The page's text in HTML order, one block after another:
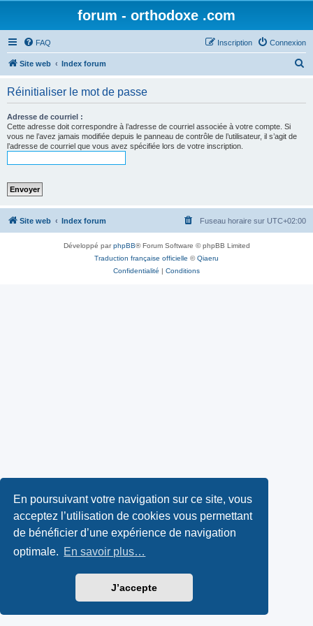
En poursuivant votre navigation sur ce site, vous
acceptez l’utilisation de cookies vous permettant
de bénéficier d’une expérience de navigation
optimale. En savoir plus…
J’accepte
forum - orthodoxe .com
FAQ Connexion
Inscription
Site web Index forum
Réinitialiser le mot de passe
Adresse de courriel :
Cette adresse doit correspondre à l’adresse de courriel associée à votre compte. Si
vous ne l’avez jamais modifiée depuis le panneau de contrôle de l’utilisateur, il s’agit de
l’adresse de courriel que vous avez spécifiée lors de votre inscription.
Site web Index forum Fuseau horaire sur UTC+02:00
Développé parphpBB® Forum Software © phpBB Limited
Traduction française officielle ©Qiaeru
Confidentialité | Conditions